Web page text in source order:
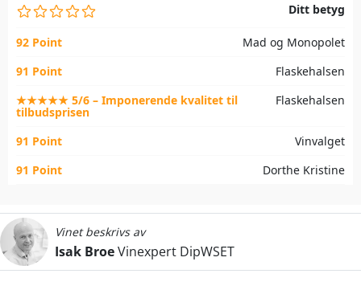
Ditt betyg
92 Point
Mad og Monopolet
91 Point
Flaskehalsen
★★★★★ 5/6 – Imponerende kvalitet til
tilbudsprisen
Flaskehalsen
91 Point
Vinvalget
91 Point
Dorthe Kristine
Vinet beskrivs av
Isak BroeVinexpert DipWSET